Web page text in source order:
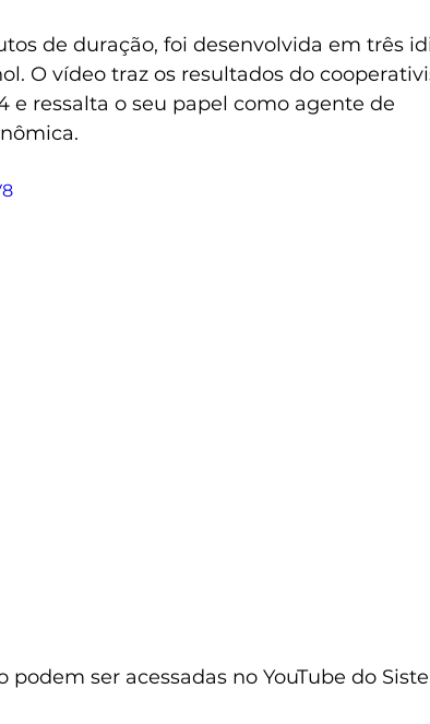
de duração, foi desenvolvida em três
O vídeo traz os resultados do
e ressalta o seu papel como agente de
podem ser acessadas no YouTube do